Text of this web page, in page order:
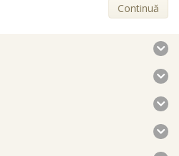
Continuă